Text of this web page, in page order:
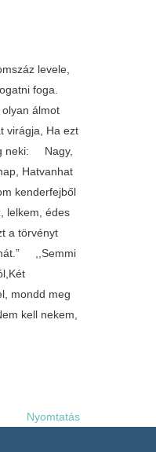
levele,
foga.
álmot
virágja, Ha ezt
neki: Nagy,
Hatvanhat
kenderfejből
lelkem, édes
a törvényt
,,Semmi
mondd meg
kell nekem,
Nyomtatás